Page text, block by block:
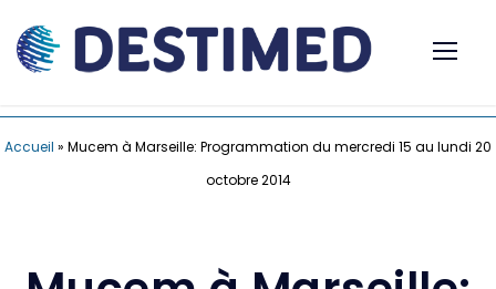
Accueil » Mucem à Marseille: Programmation du mercredi 15 au lundi 20
octobre 2014